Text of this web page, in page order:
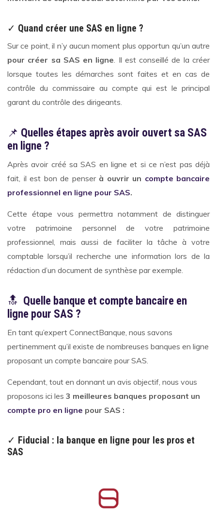
✓ Quand créer une SAS en ligne ?
Sur ce point, il n’y aucun moment plus opportun qu’un autre
pour créer sa SAS en ligne . Il est conseillé de la créer
lorsque toutes les démarches sont faites et en cas de
contrôle du commissaire au compte qui est le principal
garant du contrôle des dirigeants.
📌 Quelles étapes après avoir ouvert sa SAS
en ligne ?
Après avoir créé sa SAS en ligne et si ce n’est pas déjà
fait, il est bon de penser à ouvrir un compte bancaire
professionnel en ligne pour SAS.
Cette étape vous permettra notamment de distinguer
votre patrimoine personnel de votre patrimoine
professionnel, mais aussi de faciliter la tâche à votre
comptable lorsqu’il recherche une information lors de la
rédaction d’un document de synthèse par exemple.
🔝 Quelle banque et compte bancaire en
ligne pour SAS ?
En tant qu’expert ConnectBanque, nous savons
pertinemment qu’il existe de nombreuses banques en ligne
proposant un compte bancaire pour SAS.
Cependant, tout en donnant un avis objectif, nous vous
proposons ici les 3 meilleures banques proposant un
compte pro en ligne pour SAS :
✓ Fiducial : la banque en ligne pour les pros et
SAS